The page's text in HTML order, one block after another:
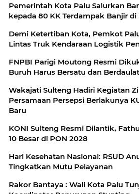
Pemerintah Kota Palu Salurkan
kepada 80 KK Terdampak Banjir di
Demi Ketertiban Kota, Pemkot
Lintas Truk Kendaraan Logistik
‎FNPBI Parigi Moutong Resmi
Buruh Harus Bersatu dan Berdaulat
Wakajati Sulteng Hadiri Kegiatan
Persamaan Persepsi Berlakunya
Baru
KONI Sulteng Resmi Dilantik,
10 Besar di PON 2028
Hari Kesehatan Nasional: RSUD
Tingkatkan Mutu Pelayanan
Rakor Bantaya : Wali Kota Palu